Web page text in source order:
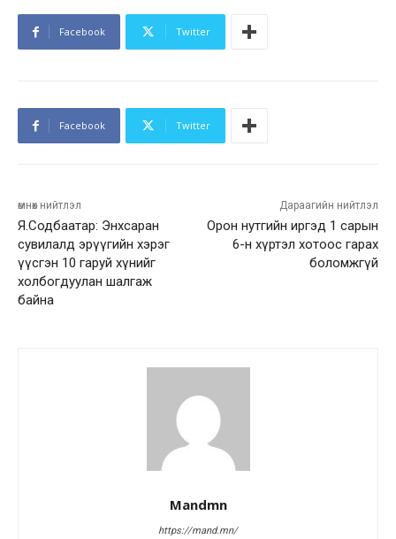
Facebook Twitter
Facebook Twitter
өмнөх нийтлэл
Я.Содбаатар: Энхсаран
сувилалд эрүүгийн хэрэг
үүсгэн 10 гаруй хүнийг
холбогдуулан шалгаж
байна
Дараагийн нийтлэл
Орон нутгийн иргэд 1 сарын
6-н хүртэл хотоос гарах
боломжгүй
Mandmn
https://mand.mn/